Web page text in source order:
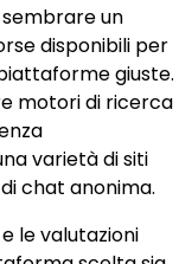
un
disponibili per
giuste.
motori di ricerca
varietà di siti
chat anonima.
le valutazioni